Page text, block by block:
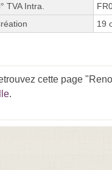
TVA Intra.
19
cette page
.